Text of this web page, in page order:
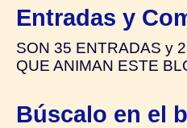
Entradas y
SON 35 ENTRADAS y
QUE ANIMAN ESTE
Búscalo en el